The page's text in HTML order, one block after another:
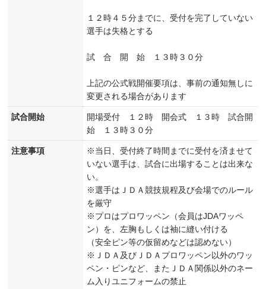
１２時４５分までに、受付を完了していない
選手は失格とする
試 合 開 始 １３時３０分
上記の公式戦開催要項は、事前の通知無しに
変更される場合があります
試合開始
開場受付 １２時 開会式 １３時 試合開
始 １３時３０分
注意事項
※当日、受付終了時間までに受付を済ませて
いない選手は、試合に出場することは出来な
い。
※選手はＪＤＡ競技規程及び会場でのルール
を厳守
※プロはプロワッペン（会員はJDAワッペ
ン）を、左胸もしくは袖に縫い付ける
（安全ピン等の仮留めなどは認めない）
※ＪＤＡ及びＪＤＡプロワッペン以外のワッ
ペン・ピンなど、またＪＤＡ関係以外のネー
ム入りユニフォームの禁止